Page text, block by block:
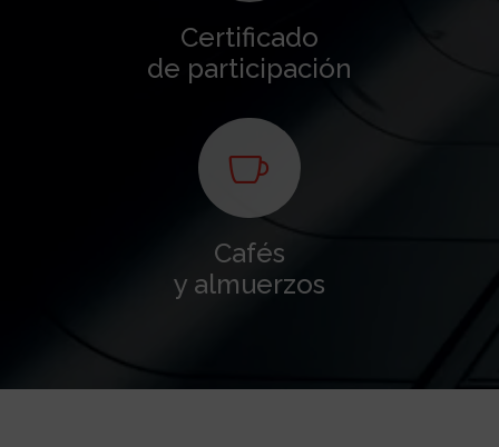
Certificado
de participación

Cafés
y almuerzos